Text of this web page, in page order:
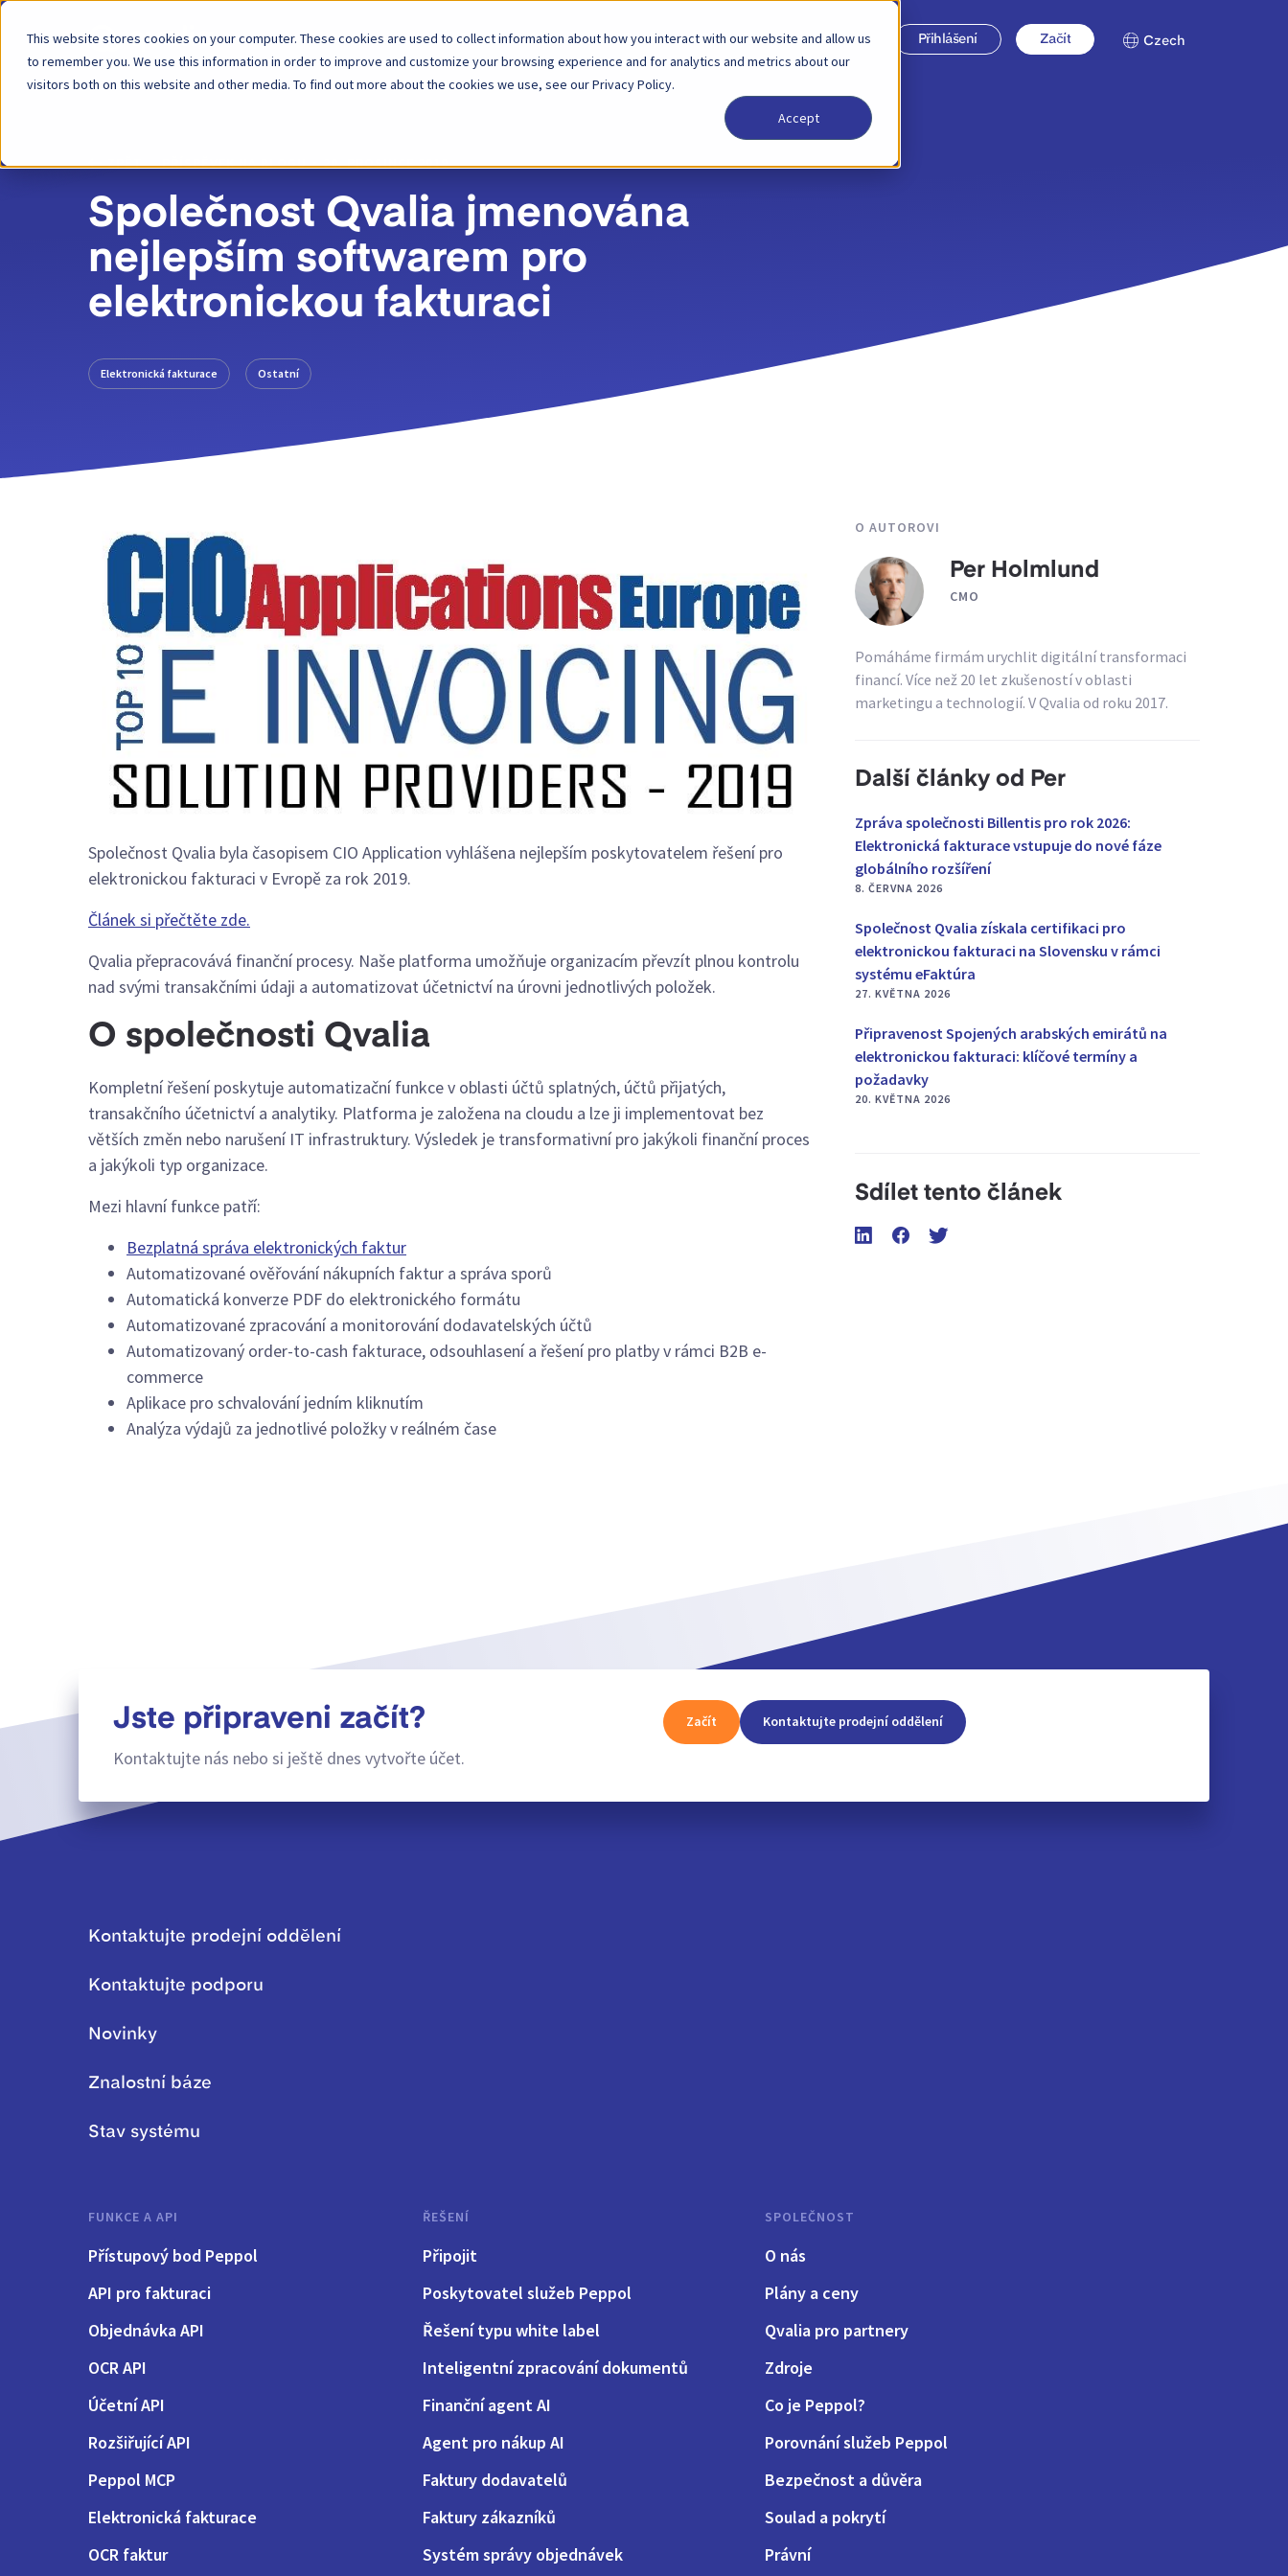
This website stores cookies on your computer. These cookies are used to collect information about how you interact with our website and allow us
to remember you. We use this information in order to improve and customize your browsing experience and for analytics and metrics about our
visitors both on this website and other media. To find out more about the cookies we use, see our Privacy Policy.
Accept
Platforma Řešení Partner Ceny Společnost Přihlášení Začít Czech
ZPĚT PŘÍSPĚVEK NA BLOGU 20. PROSINCE 2019
Společnost Qvalia jmenována
nejlepším softwarem pro
elektronickou fakturaci
Elektronická fakturace Ostatní
Společnost Qvalia byla časopisem CIO Application vyhlášena nejlepším poskytovatelem řešení pro
elektronickou fakturaci v Evropě za rok 2019.
Článek si přečtěte zde.
Qvalia přepracovává finanční procesy. Naše platforma umožňuje organizacím převzít plnou kontrolu
nad svými transakčními údaji a automatizovat účetnictví na úrovni jednotlivých položek.
O společnosti Qvalia
Kompletní řešení poskytuje automatizační funkce v oblasti účtů splatných, účtů přijatých,
transakčního účetnictví a analytiky. Platforma je založena na cloudu a lze ji implementovat bez
větších změn nebo narušení IT infrastruktury. Výsledek je transformativní pro jakýkoli finanční proces
a jakýkoli typ organizace.
Mezi hlavní funkce patří:
Bezplatná správa elektronických faktur
Automatizované ověřování nákupních faktur a správa sporů
Automatická konverze PDF do elektronického formátu
Automatizované zpracování a monitorování dodavatelských účtů
Automatizovaný order-to-cash fakturace, odsouhlasení a řešení pro platby v rámci B2B e-
commerce
Aplikace pro schvalování jedním kliknutím
Analýza výdajů za jednotlivé položky v reálném čase
O AUTOROVI
Per Holmlund
CMO
Pomáháme firmám urychlit digitální transformaci
financí. Více než 20 let zkušeností v oblasti
marketingu a technologií. V Qvalia od roku 2017.
Další články od Per
Zpráva společnosti Billentis pro rok 2026:
Elektronická fakturace vstupuje do nové fáze
globálního rozšíření
8. ČERVNA 2026
Společnost Qvalia získala certifikaci pro
elektronickou fakturaci na Slovensku v rámci
systému eFaktúra
27. KVĚTNA 2026
Připravenost Spojených arabských emirátů na
elektronickou fakturaci: klíčové termíny a
požadavky
20. KVĚTNA 2026
Sdílet tento článek
Jste připraveni začít?
Kontaktujte nás nebo si ještě dnes vytvořte účet.
Začít Kontaktujte prodejní oddělení
Kontaktujte prodejní oddělení
Kontaktujte podporu
Novinky
Znalostní báze
Stav systému
FUNKCE A API
Přístupový bod Peppol
API pro fakturaci
Objednávka API
OCR API
Účetní API
Rozšiřující API
Peppol MCP
Elektronická fakturace
OCR faktur
ŘEŠENÍ
Připojit
Poskytovatel služeb Peppol
Řešení typu white label
Inteligentní zpracování dokumentů
Finanční agent AI
Agent pro nákup AI
Faktury dodavatelů
Faktury zákazníků
Systém správy objednávek
SPOLEČNOST
O nás
Plány a ceny
Qvalia pro partnery
Zdroje
Co je Peppol?
Porovnání služeb Peppol
Bezpečnost a důvěra
Soulad a pokrytí
Právní